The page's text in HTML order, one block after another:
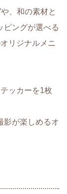
、和の素材と
ピングが選べる
リジナルメニ
ッカーを1枚
影が楽しめるオ